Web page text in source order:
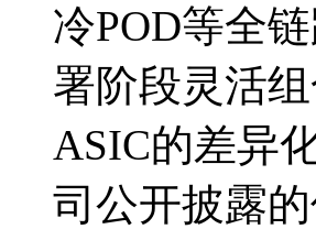
冷POD等全
署阶段灵活
ASIC的差异
司公开披露